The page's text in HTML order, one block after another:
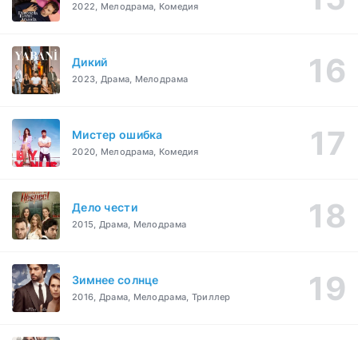
2022, Мелодрама, Комедия
Дикий
2023, Драма, Мелодрама
Мистер ошибка
2020, Мелодрама, Комедия
Дело чести
2015, Драма, Мелодрама
Зимнее солнце
2016, Драма, Мелодрама, Триллер